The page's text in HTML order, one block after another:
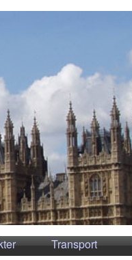
Transport